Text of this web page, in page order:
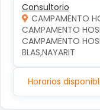
Consultorio
CAMPAMENTO
CAMPAMENTO
CAMPAMENTO
BLAS,NAYARIT
Horarios